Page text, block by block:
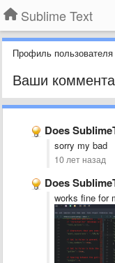
Sublime Text
Профиль пользователя
Ваши
Does SublimeText
sorry my bad
10 лет назад
Does SublimeText
works fine for